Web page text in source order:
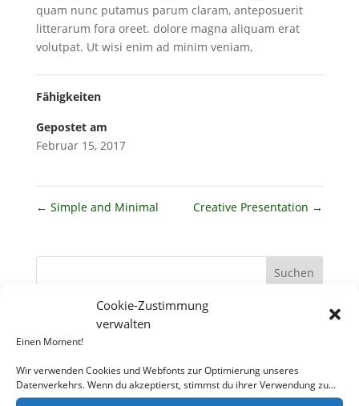
Cookie-Zustimmung
verwalten
Einen Moment!
Wir verwenden Cookies und Webfonts zur Optimierung unseres
Datenverkehrs. Wenn du akzeptierst, stimmst du ihrer Verwendung zu...
quam nunc putamus parum claram, anteposuerit
litterarum fora oreet. dolore magna aliquam erat
volutpat. Ut wisi enim ad minim veniam,
Fähigkeiten
Gepostet am
Februar 15, 2017
← Simple and Minimal Creative Presentation →
Neueste Beiträge
Demo post 8
Demo post 3
Hello world!